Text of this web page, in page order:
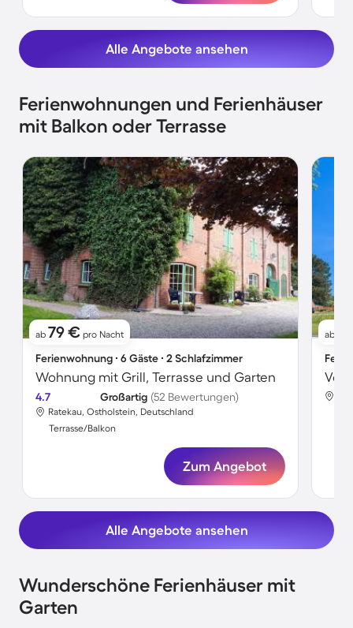
Alle Angebote ansehen
Ferienwohnungen und Ferienhäuser
mit Balkon oder Terrasse
ab 79 € pro Nacht
Ferienwohnung ∙ 6 Gäste ∙ 2 Schlafzimmer
Wohnung mit Grill, Terrasse und Garten
4.7 Großartig (52 Bewertungen)
Ratekau, Ostholstein, Deutschland
Terrasse/Balkon
Zum Angebot
ab
Alle Angebote ansehen
Wunderschöne Ferienhäuser mit
Garten